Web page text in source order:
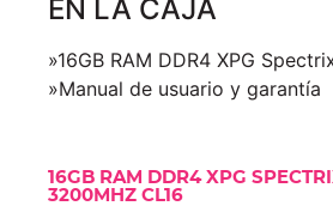
EN LA CAJA
»16GB RAM DDR4 XPG
»Manual de usuario y garantía
16GB RAM DDR4 XPG
3200MHZ CL16